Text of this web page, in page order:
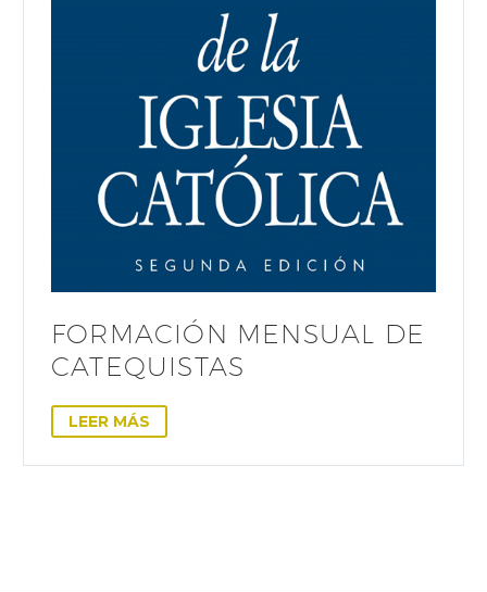
FORMACIÓN MENSUAL DE
CATEQUISTAS
LEER MÁS